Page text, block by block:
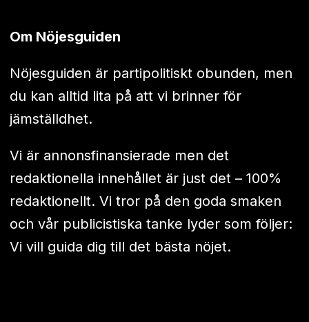
Om Nöjesguiden
Nöjesguiden är partipolitiskt obunden, men
du kan alltid lita på att vi brinner för
jämställdhet.
Vi är annonsfinansierade men det
redaktionella innehållet är just det – 100%
redaktionellt. Vi tror på den goda smaken
och vår publicistiska tanke lyder som följer:
Vi vill guida dig till det bästa nöjet.